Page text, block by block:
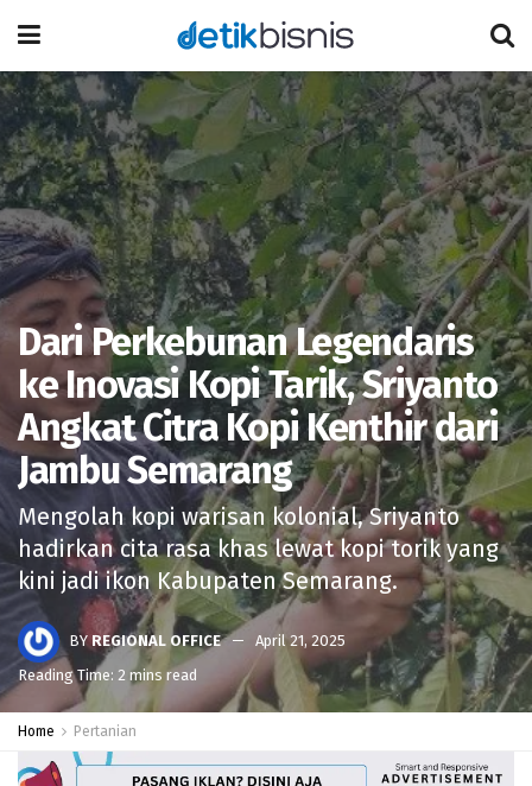
Dari Perkebunan Legendaris
ke Inovasi Kopi Tarik, Sriyanto
Angkat Citra Kopi Kenthir dari
Jambu Semarang
Mengolah kopi warisan kolonial, Sriyanto
hadirkan cita rasa khas lewat kopi torik yang
kini jadi ikon Kabupaten Semarang.
BY REGIONAL OFFICE
April 21, 2025
Reading Time: 2 mins read
Home Pertanian